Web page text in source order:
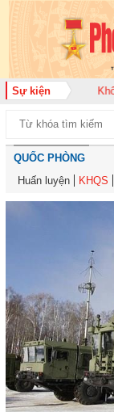
Sự kiện
đoàn Không quân
QUỐC PHÒNG
Huấn luyện
KHQS